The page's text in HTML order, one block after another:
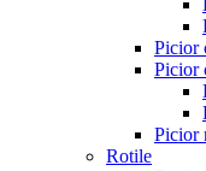
Picior
Picior
Picior
Rotile